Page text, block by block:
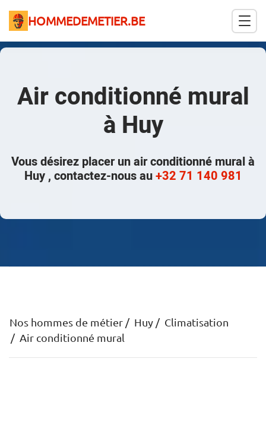
HOMMEDEMETIER.BE
Air conditionné mural
à Huy
Vous désirez placer un air conditionné mural à
Huy , contactez-nous au+32 71 140 981
Nos hommes de métier Huy
Climatisation
Air conditionné mural